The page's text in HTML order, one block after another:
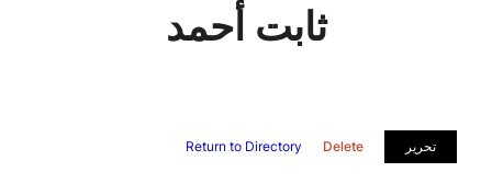
ثابت أحمد
تحرير Delete
Return to Directory